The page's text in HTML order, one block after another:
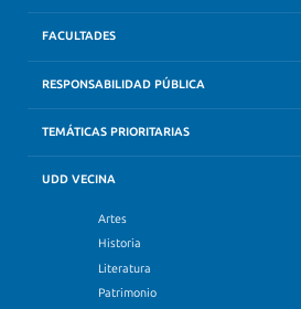
FACULTADES
RESPONSABILIDAD PÚBLICA
TEMÁTICAS PRIORITARIAS
UDD VECINA
Artes
Historia
Literatura
Patrimonio